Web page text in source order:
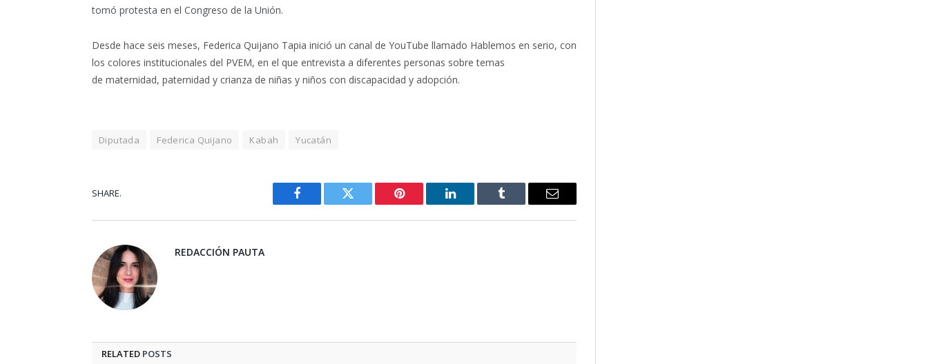
tomó protesta en el Congreso de la Unión.
Desde hace seis meses, Federica Quijano Tapia inició un canal de YouTube llamado Hablemos en serio, con
los colores institucionales del PVEM, en el que entrevista a diferentes personas sobre temas
de maternidad, paternidad y crianza de niñas y niños con discapacidad y adopción.
Diputada Federica Quijano Kabah Yucatán
SHARE.
Facebook Twitter Pinterest LinkedIn Tumblr Email
REDACCIÓN PAUTA
RELATED POSTS